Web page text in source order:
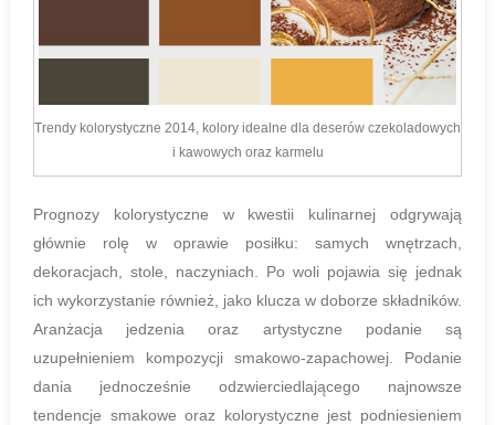
Trendy kolorystyczne 2014, kolory idealne dla deserów czekoladowych
i kawowych oraz karmelu
Prognozy kolorystyczne w kwestii kulinarnej odgrywają
głównie rolę w oprawie posiłku: samych wnętrzach,
dekoracjach, stole, naczyniach. Po woli pojawia się jednak
ich wykorzystanie również, jako klucza w doborze składników.
Aranżacja jedzenia oraz artystyczne podanie są
uzupełnieniem kompozycji smakowo-zapachowej. Podanie
dania jednocześnie odzwierciedlającego najnowsze
tendencje smakowe oraz kolorystyczne jest podniesieniem